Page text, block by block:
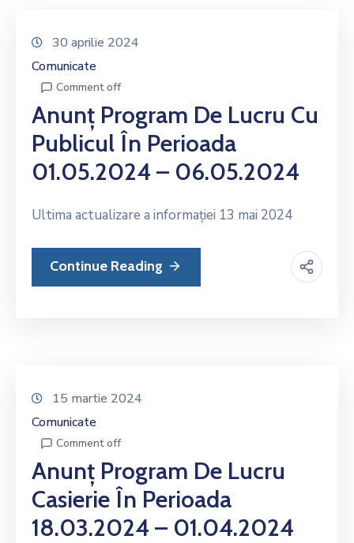
30 aprilie 2024
Comunicate
Comment off
Anunț Program De Lucru Cu
Publicul În Perioada
01.05.2024 – 06.05.2024
Ultima actualizare a informației 13 mai 2024
Continue Reading
15 martie 2024
Comunicate
Comment off
Anunț Program De Lucru
Casierie În Perioada
18.03.2024 – 01.04.2024